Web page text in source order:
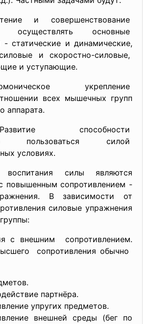
и совершенствование
осуществлять основные
статические и динамические,
и скоростно-силовые,
и уступающие.
укрепление
всех мышечных групп
аппарата.
способности
пользоваться силой
условиях.
воспитания силы являются
повышенным сопротивлением -
В зависимости от
силовые упражнения
с внешним сопротивлением.
сопротивления обычно
партнёра.
упругих предметов.
внешней среды (бег по